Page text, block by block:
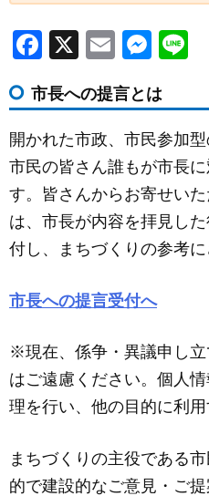
F
c
e
b
o
o
k
X
E
ail
M
ss
e
n
g
er
e
市長への提言とは
開かれた市政、市民参加
市民の皆さん誰もが市長
す。皆さんからお寄せい
は、市長が内容を拝見し
付し、まちづくりの参考に
市長への提言受付へ
※現在、係争・異議申し
はご遠慮ください。個人
理を行い、他の目的に利用
まちづくりの主役である
的で建設的なご意見・ご